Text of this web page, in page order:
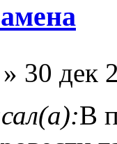
» 30 дек
В